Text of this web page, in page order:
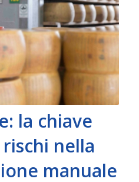
la chiave
nella
manuale